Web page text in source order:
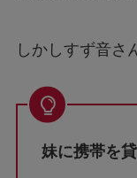
しかしすず音さ
妹に携帯を